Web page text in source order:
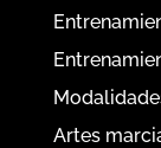
Artes